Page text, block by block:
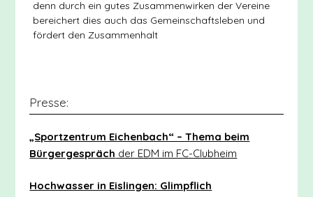
denn durch ein gutes Zusammenwirken der Vereine
bereichert dies auch das Gemeinschaftsleben und
fördert den Zusammenhalt
Presse:
„Sportzentrum Eichenbach“ – Thema beim
Bürgergespräch der EDM im FC-Clubheim
Hochwasser in Eislingen: Glimpflich